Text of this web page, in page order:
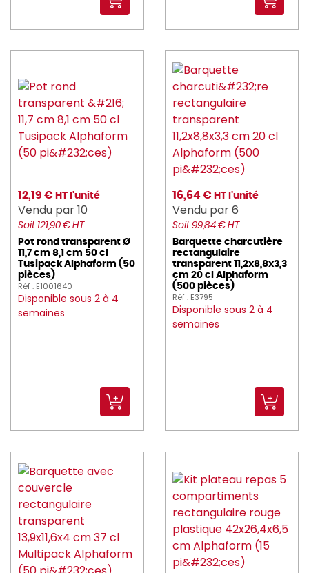
12,19 € HT l'unité
Vendu par 10
Soit 121,90 € HT
Pot rond transparent Ø
11,7 cm 8,1 cm 50 cl
Tusipack Alphaform (50
pièces)
Réf : E1001640
Disponible sous 2 à 4
semaines
16,64 € HT l'unité
Vendu par 6
Soit 99,84 € HT
Barquette charcutière
rectangulaire
transparent 11,2x8,8x3,3
cm 20 cl Alphaform
(500 pièces)
Réf : E3795
Disponible sous 2 à 4
semaines